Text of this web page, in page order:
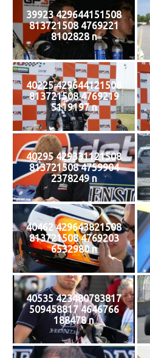
39923 429644151508
813721508 4769221
8102828 n
40225 429644121508
813721508 4769219
5119197 n
40295 429331121508
813721508 4759904
2378249 n
40462 429643821508
813721508 4769203
6532980 n
40535 423480783817
509458817 4646766
188478 n